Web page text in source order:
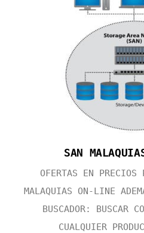
SAN
OFERTAS EN PRECIOS
MALAQUIAS ON-LINE
BUSCADOR: BUSCAR
CUALQUIER